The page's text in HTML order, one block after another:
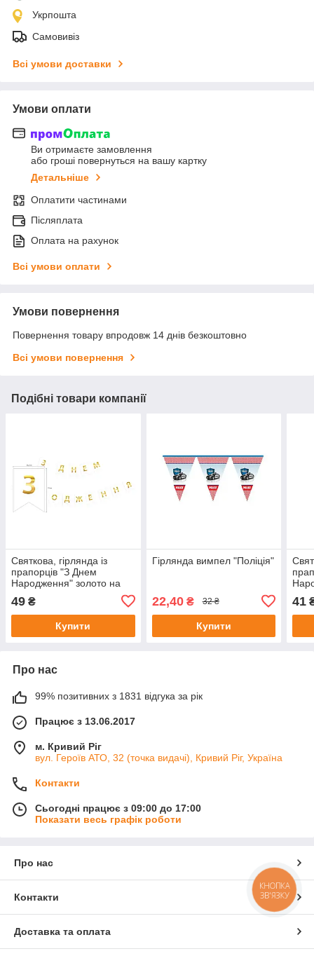
Укрпошта
Самовивіз
Всі умови доставки
Умови оплати
Ви отримаєте замовлення
або гроші повернуться на вашу картку
Детальніше
Оплатити частинами
Післяплата
Оплата на рахунок
Всі умови оплати
Умови повернення
Повернення товару впродовж 14 днів безкоштовно
Всі умови повернення
Подібні товари компанії
Святкова, гірлянда із
прапорців "З Днем
Народження" золото на
49 ₴
Купити
Гірлянда вимпел "Поліція"
22,40₴ 32 ₴
Купити
41
Про нас
99% позитивних з 1831 відгука за рік
Працює з 13.06.2017
м. Кривий Ріг
вул. Героїв АТО, 32 (точка видачі), Кривий Ріг, Україна
Контакти
Сьогодні працює з 09:00 до 17:00
Показати весь графік роботи
Про нас
Контакти
Доставка та оплата
КНОПКА
ЗВ'ЯЗКУ